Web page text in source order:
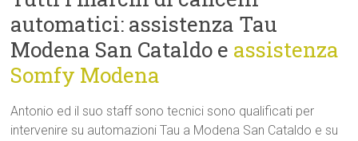
automatici: assistenza Tau
Modena San Cataldo e assistenza
Somfy Modena
Antonio ed il suo staff sono tecnici sono qualificati per
intervenire su automazioni Tau a Modena San Cataldo e su